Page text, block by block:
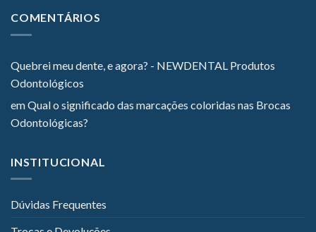
COMENTÁRIOS
Quebrei meu dente, e agora? - NEWDENTAL Produtos
Odontológicos
emQual o significado das marcações coloridas nas Brocas
Odontológicas?
INSTITUCIONAL
Dúvidas Frequentes